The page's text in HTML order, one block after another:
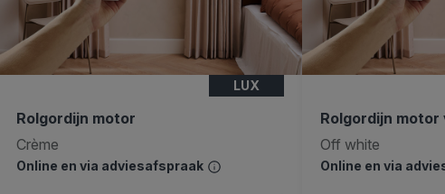
LUX
Rolgordijn motor
Crème
Online en via adviesafspraak
Rolgordijn
Off white
Online en via